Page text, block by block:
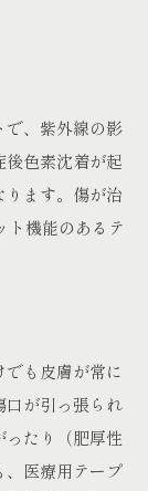
で、紫外線の影
色素沈着が起
ります。傷が治
ト機能のあるテ
も皮膚が常に
口が引っ張られ
ったり（肥厚性
、医療用テープ